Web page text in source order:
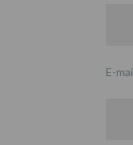
E-